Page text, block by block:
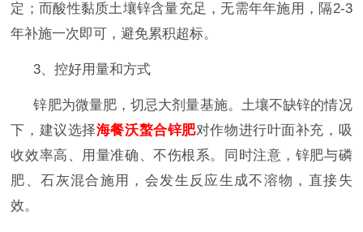
定；而酸性黏质土壤锌含量充足，无需年年施用，隔2-3
年补施一次即可，避免累积超标。
3、控好用量和方式
锌肥为微量肥，切忌大剂量基施。土壤不缺锌的情况
下，建议选择海餐沃螯合锌肥对作物进行叶面补充，吸
收效率高、用量准确、不伤根系。同时注意，锌肥与磷
肥、石灰混合施用，会发生反应生成不溶物，直接失
效。